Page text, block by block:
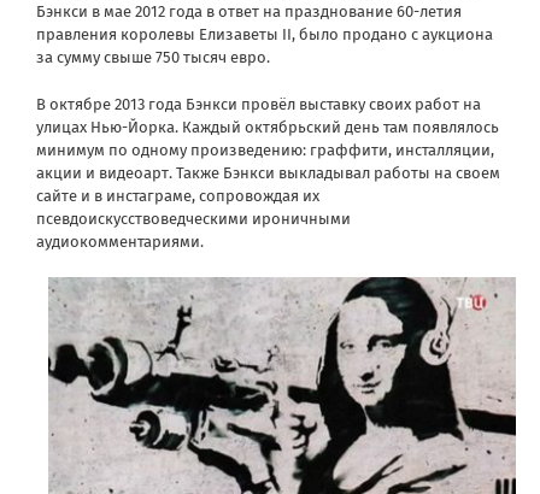
Бэнкси в мае 2012 года в ответ на празднование 60-летия
правления королевы Елизаветы II, было продано с аукциона
за сумму свыше 750 тысяч евро.
В октябре 2013 года Бэнкси провёл выставку своих работ на
улицах Нью-Йорка. Каждый октябрьский день там появлялось
минимум по одному произведению: граффити, инсталляции,
акции и видеоарт. Также Бэнкси выкладывал работы на своем
сайте и в инстаграме, сопровождая их
псевдоискусствоведческими ироничными
аудиокомментариями.